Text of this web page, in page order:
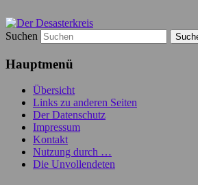
Suchen
Hauptmenü
Übersicht
Links zu anderen Seiten
Der Datenschutz
Impressum
Kontakt
Nutzung durch …
Die Unvollendeten